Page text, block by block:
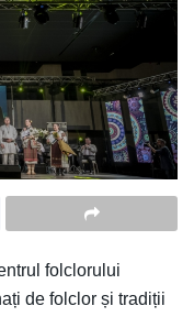
folclorului
de folclor și tradiții